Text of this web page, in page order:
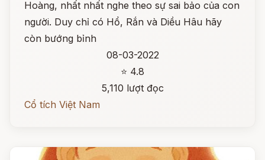
Hoàng, nhất nhất nghe theo sự sai bảo của con
người. Duy chỉ có Hổ, Rắn và Diều Hâu hãy
còn bướng bỉnh
08-03-2022
⭐ 4.8
5,110 lượt đọc
Cổ tích Việt Nam